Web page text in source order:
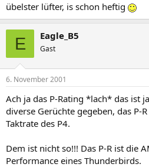
übelster lüfter, is schon heftig
E Eagle_B5
Gast
6. November 2001
Ach ja das P-Rating *lach* das ist
diverse Gerüchte gegeben, das P-
Taktrate des P4.
Dem ist nicht so!!! Das P-R ist die
Performance eines Thunderbirds.